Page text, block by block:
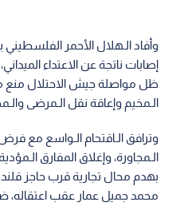
إصابات ناتجة عن الاعتداء
ظل مواصلة جيش الاحتلال
الـمخيم وإعاقة نقل الـمرضى
وترافق الـاقتحام الـواسع مع
الـمجاورة، وإغلاق المفارق
بهدم محال تجارية قرب حاجز
محمد جميل عمار عقب